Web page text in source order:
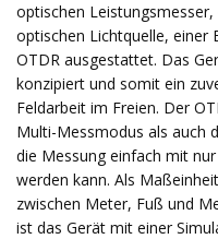
optischen
optischen Lichtquelle, einer
OTDR ausgestattet. Das
konzipiert und somit ein
Feldarbeit im Freien. Der
Multi-Messmodus als auch
die Messung einfach mit
werden kann. Als
zwischen Meter, Fuß und
ist das Gerät mit einer